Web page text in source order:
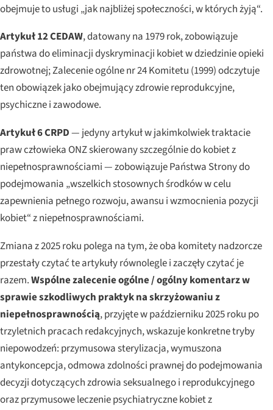
obejmuje to usługi „jak najbliżej społeczności, w których żyją“.
Artykuł 12 CEDAW, datowany na 1979 rok, zobowiązuje
państwa do eliminacji dyskryminacji kobiet w dziedzinie opieki
zdrowotnej; Zalecenie ogólne nr 24 Komitetu (1999) odczytuje
ten obowiązek jako obejmujący zdrowie reprodukcyjne,
psychiczne i zawodowe.
Artykuł 6 CRPD— jedyny artykuł w jakimkolwiek traktacie
praw człowieka ONZ skierowany szczególnie do kobiet z
niepełnosprawnościami — zobowiązuje Państwa Strony do
podejmowania „wszelkich stosownych środków w celu
zapewnienia pełnego rozwoju, awansu i wzmocnienia pozycji
kobiet“ z niepełnosprawnościami.
Zmiana z 2025 roku polega na tym, że oba komitety nadzorcze
przestały czytać te artykuły równolegle i zaczęły czytać je
razem.Wspólne zalecenie ogólne / ogólny komentarz w
sprawie szkodliwych praktyk na skrzyżowaniu z
niepełnosprawnością, przyjęte w październiku 2025 roku po
trzyletnich pracach redakcyjnych, wskazuje konkretne tryby
niepowodzeń: przymusowa sterylizacja, wymuszona
antykoncepcja, odmowa zdolności prawnej do podejmowania
decyzji dotyczących zdrowia seksualnego i reprodukcyjnego
oraz przymusowe leczenie psychiatryczne kobiet z